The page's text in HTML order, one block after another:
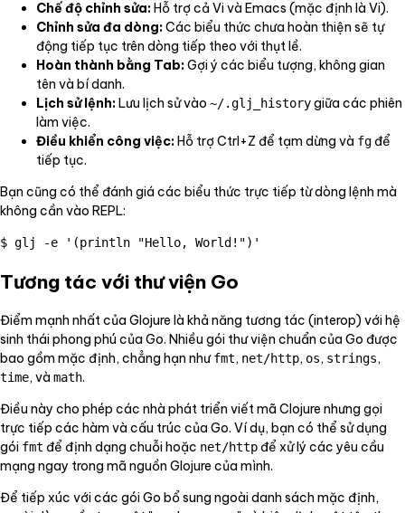
Chế độ chỉnh sửa:Hỗ trợ cả Vi và Emacs (mặc định là Vi).
Chỉnh sửa đa dòng:Các biểu thức chưa hoàn thiện sẽ tự
động tiếp tục trên dòng tiếp theo với thụt lề.
Hoàn thành bằng Tab:Gợi ý các biểu tượng, không gian
tên và bí danh.
Lịch sử lệnh:Lưu lịch sử vào ~/.glj_historygiữa các phiên
làm việc.
Điều khiển công việc:Hỗ trợ Ctrl+Z để tạm dừng và fgđể
tiếp tục.
Bạn cũng có thể đánh giá các biểu thức trực tiếp từ dòng lệnh mà
không cần vào REPL:
Tương tác với thư viện Go
Điểm mạnh nhất của Glojure là khả năng tương tác (interop) với hệ
sinh thái phong phú của Go. Nhiều gói thư viện chuẩn của Go được
bao gồm mặc định, chẳng hạn nhưfmt, net/http, os, strings,
time, và math.
Điều này cho phép các nhà phát triển viết mã Clojure nhưng gọi
trực tiếp các hàm và cấu trúc của Go. Ví dụ, bạn có thể sử dụng
gói fmt để định dạng chuỗi hoặc net/httpđể xử lý các yêu cầu
mạng ngay trong mã nguồn Glojure của mình.
Để tiếp xúc với các gói Go bổ sung ngoài danh sách mặc định,